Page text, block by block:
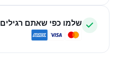
שלמו כפי שאתם רגילים